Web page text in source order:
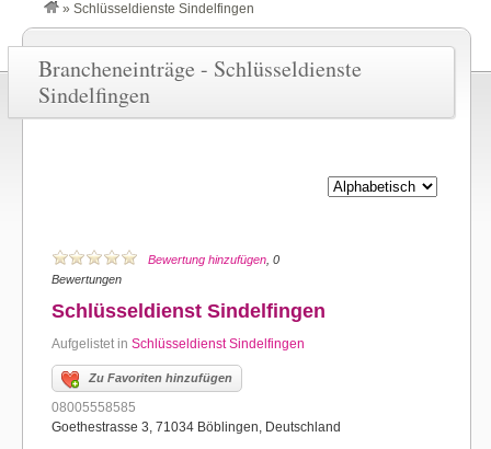
» Schlüsseldienste Sindelfingen
Brancheneinträge - Schlüsseldienste
Sindelfingen
Bewertung hinzufügen , 0
Bewertungen
Schlüsseldienst Sindelfingen
Aufgelistet in Schlüsseldienst Sindelfingen
Zu Favoriten hinzufügen
08005558585
Goethestrasse 3, 71034 Böblingen, Deutschland